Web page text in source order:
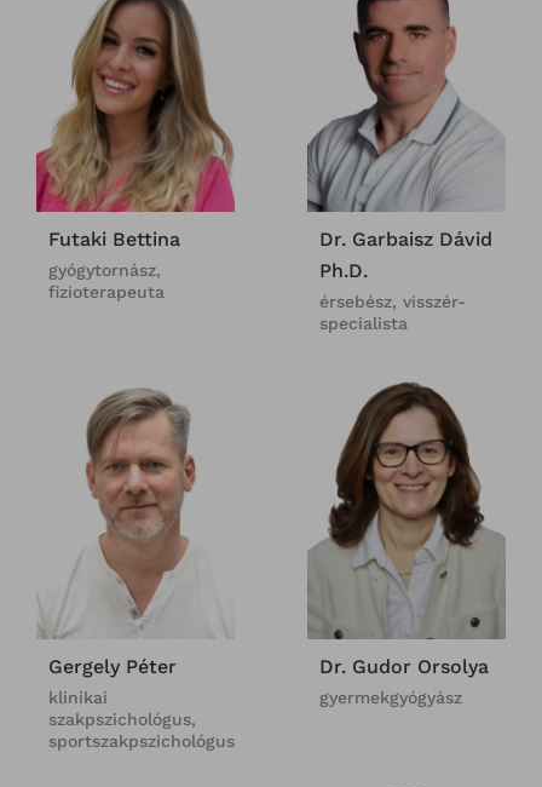
Futaki Bettina
gyógytornász,
fizioterapeuta
Dr. Garbaisz Dávid
Ph.D.
érsebész, visszér-
specialista
Gergely Péter
klinikai
szakpszichológus,
sportszakpszichológus
Dr. Gudor Orsolya
gyermekgyógyász